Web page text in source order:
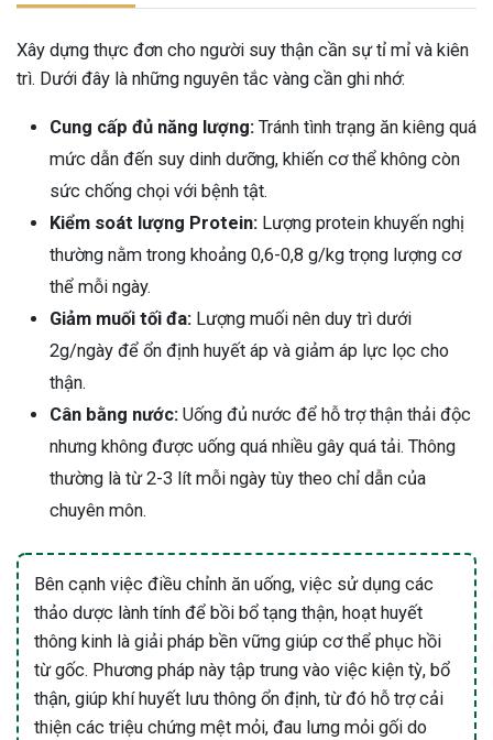
Xây dựng thực đơn cho người suy thận cần sự tỉ mỉ và kiên
trì. Dưới đây là những nguyên tắc vàng cần ghi nhớ:
Cung cấp đủ năng lượng: Tránh tình trạng ăn kiêng quá
mức dẫn đến suy dinh dưỡng, khiến cơ thể không còn
sức chống chọi với bệnh tật.
Kiểm soát lượng Protein: Lượng protein khuyến nghị
thường nằm trong khoảng 0,6-0,8 g/kg trọng lượng cơ
thể mỗi ngày.
Giảm muối tối đa: Lượng muối nên duy trì dưới
2g/ngày để ổn định huyết áp và giảm áp lực lọc cho
thận.
Cân bằng nước: Uống đủ nước để hỗ trợ thận thải độc
nhưng không được uống quá nhiều gây quá tải. Thông
thường là từ 2-3 lít mỗi ngày tùy theo chỉ dẫn của
chuyên môn.
Bên cạnh việc điều chỉnh ăn uống, việc sử dụng các
thảo dược lành tính để bồi bổ tạng thận, hoạt huyết
thông kinh là giải pháp bền vững giúp cơ thể phục hồi
từ gốc. Phương pháp này tập trung vào việc kiện tỳ, bổ
thận, giúp khí huyết lưu thông ổn định, từ đó hỗ trợ cải
thiện các triệu chứng mệt mỏi, đau lưng mỏi gối do